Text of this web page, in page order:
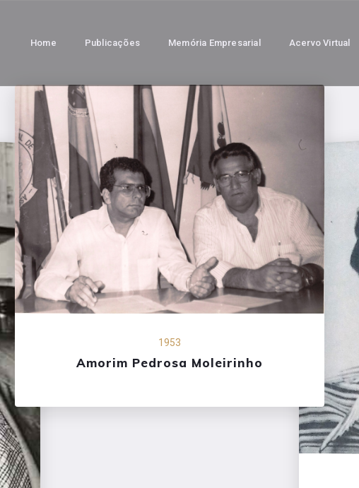
Home Publicações Memória Empresarial Acervo Virtual
1953
Amorim Pedrosa Moleirinho